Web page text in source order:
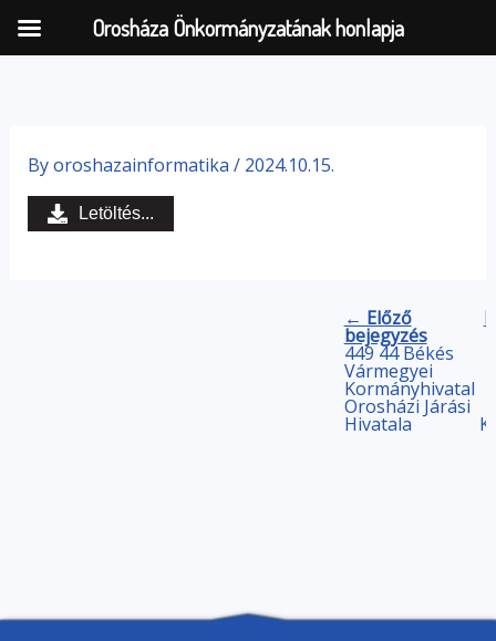
content
Byoroshazainformatika / 2024.10.15.
Letöltés...
← Előző
bejegyzés
449 44 Békés
Vármegyei
Kormányhivatal
Orosházi Járási
Hivatala
Orosháza Önkormányzatának honlapja